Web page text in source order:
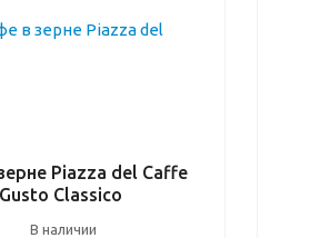
Piazza del Caffe
Classico
В наличии